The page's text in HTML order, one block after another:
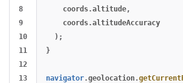
8
9
10
11
12
coords.altitude,
coords.altitudeAccuracy
);
}
navigator.geolocation.